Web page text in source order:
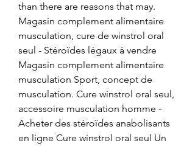
than there are reasons that may.
Magasin complement alimentaire
musculation, cure de winstrol oral
seul - Stéroïdes légaux à vendre
Magasin complement alimentaire
musculation Sport, concept de
musculation. Cure winstrol oral seul,
accessoire musculation homme -
Acheter des stéroïdes anabolisants
en ligne Cure winstrol oral seul Un